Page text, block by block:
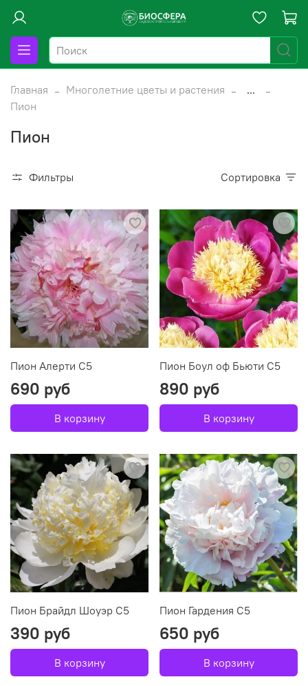
Главная Многолетние цветы и растения
...
Пион
Пион
Фильтры Сортировка
Пион Алерти С5
690 руб
В корзину
Пион Боул оф Бьюти С5
890 руб
В корзину
Пион Брайдл Шоуэр С5
390 руб
В корзину
Пион Гардения С5
650 руб
В корзину